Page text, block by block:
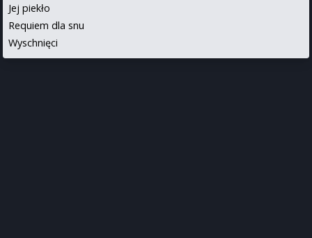
Jej piekło
Requiem dla snu
Wyschnięci